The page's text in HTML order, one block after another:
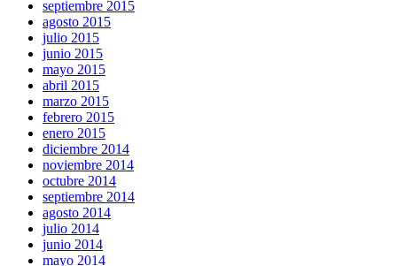
septiembre 2015
agosto 2015
julio 2015
junio 2015
mayo 2015
abril 2015
marzo 2015
febrero 2015
enero 2015
diciembre 2014
noviembre 2014
octubre 2014
septiembre 2014
agosto 2014
julio 2014
junio 2014
mayo 2014